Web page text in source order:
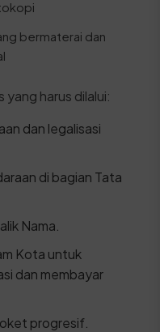
bermaterai dan
harus dilalui:
dan legalisasi
di bagian Tata
Nama.
Kota untuk
dan membayar
progresif.